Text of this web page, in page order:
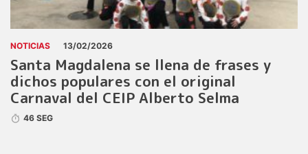
NOTICIAS 13/02/2026
Santa Magdalena se llena de frases y
dichos populares con el original
Carnaval del CEIP Alberto Selma
46 SEG